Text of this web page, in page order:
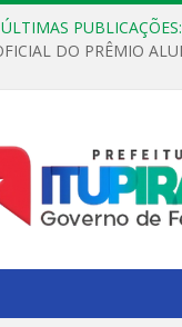
ÚLTIMAS PUBLICAÇÕES: